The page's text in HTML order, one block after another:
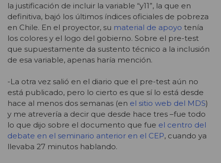
la justificación de incluir la variable “y11”, la que en
definitiva, bajó los últimos índices oficiales de pobreza
en Chile. En el proyector, su material de apoyo tenía
los colores y el logo del gobierno. Sobre el pre-test
que supuestamente da sustento técnico a la inclusión
de esa variable, apenas haría mención.
-La otra vez salió en el diario que el pre-test aún no
está publicado, pero lo cierto es que sí lo está desde
hace al menos dos semanas (en el sitio web del MDS)
y me atrevería a decir que desde hace tres –fue todo
lo que dijo sobre el documento que fue el centro del
debate en el seminario anterior en el CEP, cuando ya
llevaba 27 minutos hablando.